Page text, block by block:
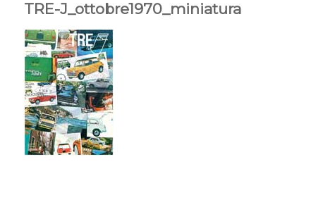
TRE-J_ottobre1970_miniatura